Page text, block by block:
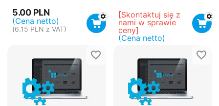
5.00 PLN
(Cena netto)
(6.15 PLN z VAT)
[Skontaktuj się z
nami w sprawie
ceny]
(Cena netto)